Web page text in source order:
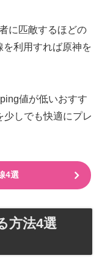
に匹敵するほどの
利用すれば原神を
ping値が低いおすす
しでも快適にプレ
4選
方法4選